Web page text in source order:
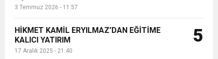
3 Temmuz 2026 - 11:57
HİKMET KAMİL ERYILMAZ’DAN EĞİTİME
KALICI YATIRIM
17 Aralık 2025 - 21:40
5